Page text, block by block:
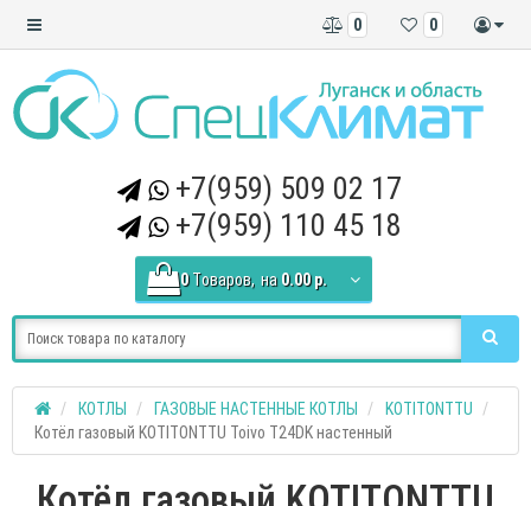
0
0
+7(959) 509 02 17
+7(959) 110 45 18
0 Tоваров, на 0.00 р.
КОТЛЫ ГАЗОВЫЕ НАСТЕННЫЕ КОТЛЫ
KOTITONTTU
Котёл газовый KOTITONTTU Toivo T24DK настенный